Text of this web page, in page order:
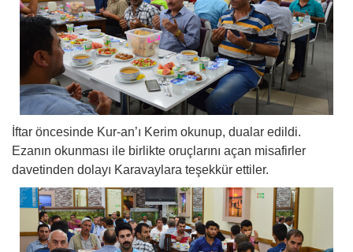
İftar öncesinde Kur-an’ı Kerim okunup, dualar edildi.
Ezanın okunması ile birlikte oruçlarını açan misafirler
davetinden dolayı Karavaylara teşekkür ettiler.